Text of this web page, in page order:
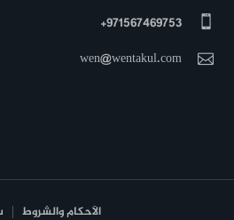
971567469753+
wen@wentakul.com
الأحكام والشروط